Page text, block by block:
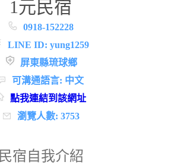
1元民宿
0918-152228
LINE ID: yung1259
屏東縣琉球鄉
可溝通語言: 中文
點我連結到該網址
瀏覽人數: 3753
民宿自我介紹